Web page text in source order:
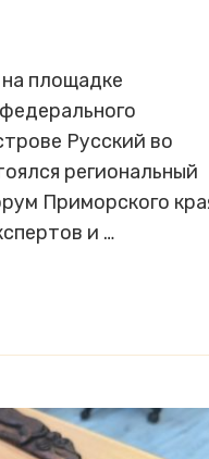
площадке
Русский во
региональный
Приморского
и …